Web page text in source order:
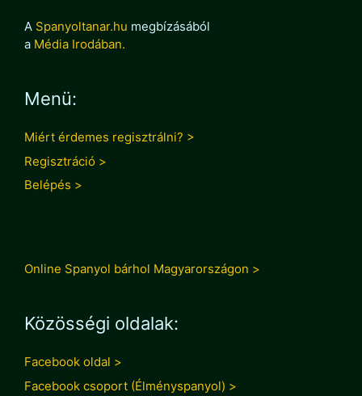
A Spanyoltanar.hu megbízásából
a Média Irodában.
Menü:
Miért érdemes regisztrálni? >
Regisztráció >
Belépés >
Online Spanyol bárhol Magyarországon >
Közösségi oldalak:
Facebook oldal >
Facebook csoport (Élményspanyol) >